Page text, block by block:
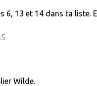
6, 13 et 14 dans ta liste.
Wilde.